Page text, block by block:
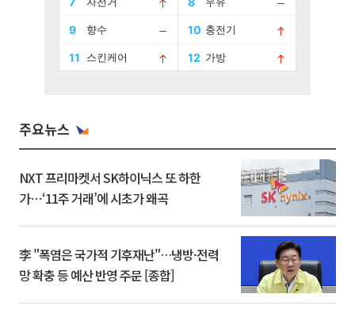
주요뉴스
NXT 프리마켓서 SK하이닉스 또 하한
가⋯‘11주 거래’에 시초가 왜곡
李 "폭염은 국가적 기후재난"…냉방·전력
망 확충 등 예산 반영 주문 [종합]